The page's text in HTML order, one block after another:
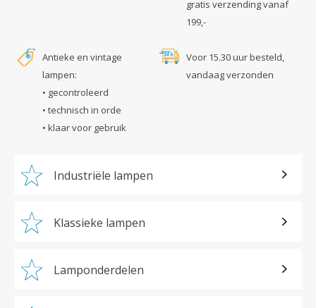
gratis verzending vanaf
199,-
Antieke en vintage
lampen:
• gecontroleerd
• technisch in orde
• klaar voor gebruik
Voor 15.30 uur besteld,
vandaag verzonden
Industriële lampen
Klassieke lampen
Lamponderdelen